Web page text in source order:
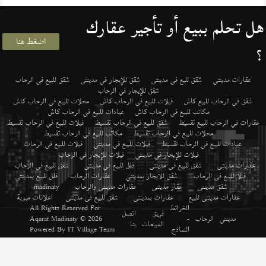
هل تحلم ببيع أو تأجير عقارك
؟ اضغط هنا
عقارات مدينتي شقق لليع في مدينتى شقق للإيجار في مدينتى شقق للبيع في الرحاب
شقق للإيجار في الرحاب
شقق في الرحاب للبيع كاش فيلات للبيع في الرحاب كاش محلات للبيع في الرحاب كاش
مكاتب للبيع في الرحاب كاش عيادات للبيع في الرحاب كاش
عقارات في الرحاب للبيع تقسيط شقق للبيع في الرحاب تقسيط فيلات للبيع في الرحاب تقسيط
محلات للبيع في الرحاب تقسيط مكاتب للبيع في الرحاب تقسيط
عيادات للبيع في الرحاب تقسيط فيلات للبيع في مدينتي فيلات للبيع في الرحاب
فيلات للإيجار في مدينتي فيلات للإيجار في الرحاب
عقارات مدينتى , شقق للبيع فى مدينتى , فلل للبيع في مدينتي , شقق للبيع في الرحاب
فيلا للبيع فى الرحاب, شقق للايجار بمدينتي عقارات الرحاب, فلل للبيع بمدينتى ,
شقق مدينتى , عقار مدينتى عقارات مدينتى والرحاب madinaty
,
عقارات مدينتى للبيع عقارات بمدينتى شقق للبيع فى مدينتى
اعلانات مبوبة
مدينتي الرحاب
الخرائط
-
النماذج
فريق
المبيعات
اتصل
بنا
All Rights Reserved For
Aqarat Madinaty© 2026
Powered ByIT Village Team